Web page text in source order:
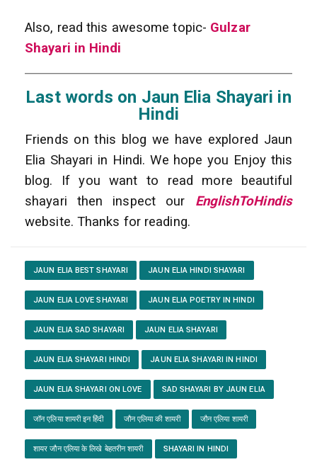
Also, read this awesome topic- Gulzar
Shayari in Hindi
Last words on Jaun Elia Shayari in
Hindi
Friends on this blog we have explored Jaun
Elia Shayari in Hindi. We hope you Enjoy this
blog. If you want to read more beautiful
shayari then inspect our EnglishToHindis
website. Thanks for reading.
JAUN ELIA BEST SHAYARI JAUN ELIA HINDI SHAYARI
JAUN ELIA LOVE SHAYARI JAUN ELIA POETRY IN HINDI
JAUN ELIA SAD SHAYARI JAUN ELIA SHAYARI
JAUN ELIA SHAYARI HINDI JAUN ELIA SHAYARI IN HINDI
JAUN ELIA SHAYARI ON LOVE SAD SHAYARI BY JAUN ELIA
जॉन एलिया शायरी इन हिंदी जौन एलिया की शायरी जौन एलिया शायरी
शायर जौन एलिया के लिखे बेहतरीन शायरी SHAYARI IN HINDI